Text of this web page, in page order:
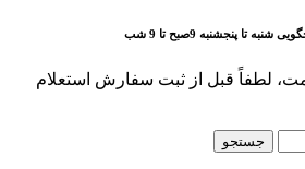
تا پنجشنبه 9صبح تا 9 شب
لطفاً قبل از ثبت سفارش استعلام
جستجو